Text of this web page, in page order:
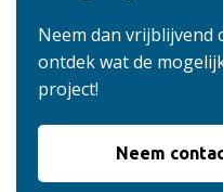
Neem dan vrijblijvend
ontdek wat de
project!
Neem